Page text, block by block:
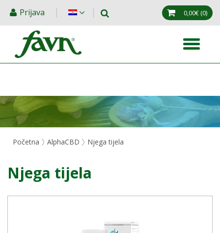
Prijava 0,00€(0)
Početna AlphaCBD Njega tijela
Njega tijela